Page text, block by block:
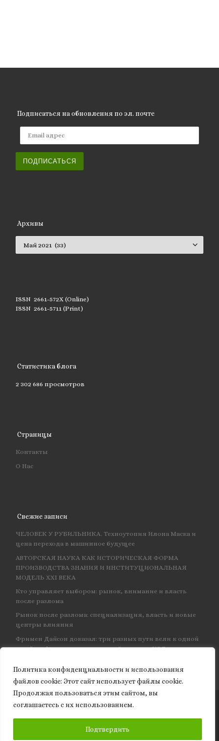
Политика конфиденциальности и использования
файлов сookie: Этот сайт использует файлы cookie.
Продолжая пользоваться этим сайтом, вы
соглашаетесь с их использованием.
Подтвердить
Подписаться на обновления по эл. почте
ПОДПИСАТЬСЯ
Архивы
ISSN 2661-572X (Online)
ISSN 2661-5711 (Print)
Статистика блога
2 302 686 просмотров
Страницы
Контакты
О Нас
Свежие записи
ЧЕЛОВЕК У РУБИЛЬНИКА. Техноутопия Илона Маска и
цена перехода в машинное будущее
АВТОРСКАЯ НАУКА КАК ИСТОРИЧЕСКАЯ ФОРМА
ПРОИЗВОДСТВА ЗНАНИЯ И ИНСТИТУЦИОНАЛЬНАЯ
МОДЕЛЬ XXI ВЕКА
Кто управляет выбором: рынок, внимание и власть
после разлома
Рынок после разлома: специализация, власть и новые
центры влияния
Фримен Дайсон доказал: три разных пути вели к одной
и той же физике — и навсегда объединил КЭД
© 2026Granite of science– Все права защищены